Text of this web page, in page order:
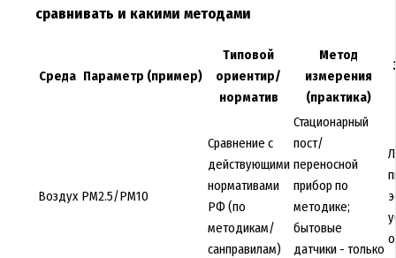
сравнивать и какими методами
Среда Параметр (пример)
Типовой
ориентир/
норматив
Метод
измерения
(практика)
Воздух PM2.5/PM10
Сравнение с
действующими
нормативами
РФ (по
методикам/
санправилам)
Стационарный
пост/
переносной
прибор по
методике;
бытовые
датчики - только